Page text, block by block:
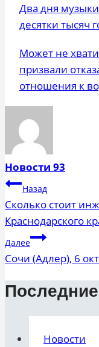
Два дня музыки
десятки тысяч
Может не
призвали
отношения к
Новости 93
Навигация
по
записям
Назад
Сколько стоит
Краснодарского
Далее
Сочи (Адлер), 6
Новости